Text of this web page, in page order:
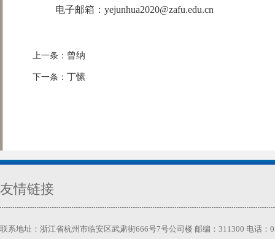
电子邮箱：yejunhua2020@zafu.edu.cn
上一条： 曾纳
下一条： 丁愫
友情链接
联系地址：浙江省杭州市临安区武肃街666号7号公司楼 邮编：311300 电话：